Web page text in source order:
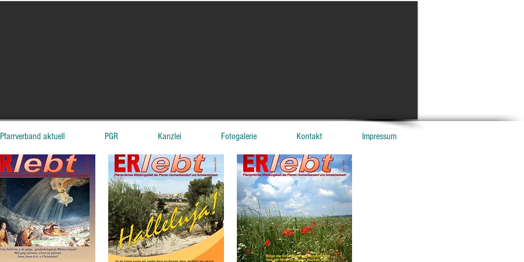
Pfarrverband aktuell PGR Kanzlei Fotogalerie Kontakt Impressum